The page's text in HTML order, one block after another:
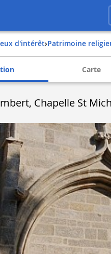
d'intérêt› Patrimoine
Carte
Chapelle St